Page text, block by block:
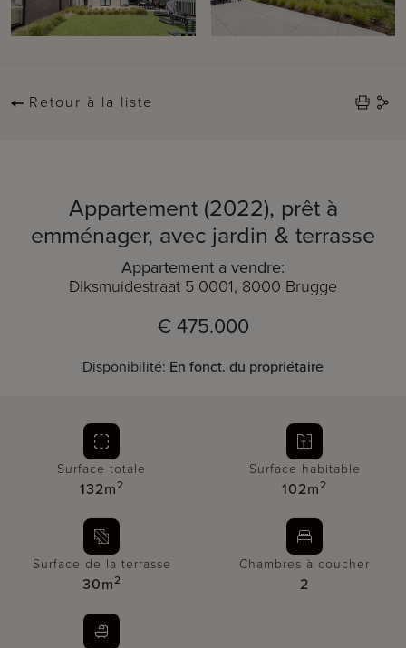
Retour à la liste
Appartement (2022), prêt à
emménager, avec jardin & terrasse
Appartement a vendre:
Diksmuidestraat 5 0001, 8000 Brugge
€ 475.000
Disponibilité: En fonct. du propriétaire
Surface totale
132m2
Surface habitable
102m2
Surface de la terrasse
30m2
Chambres à coucher
2